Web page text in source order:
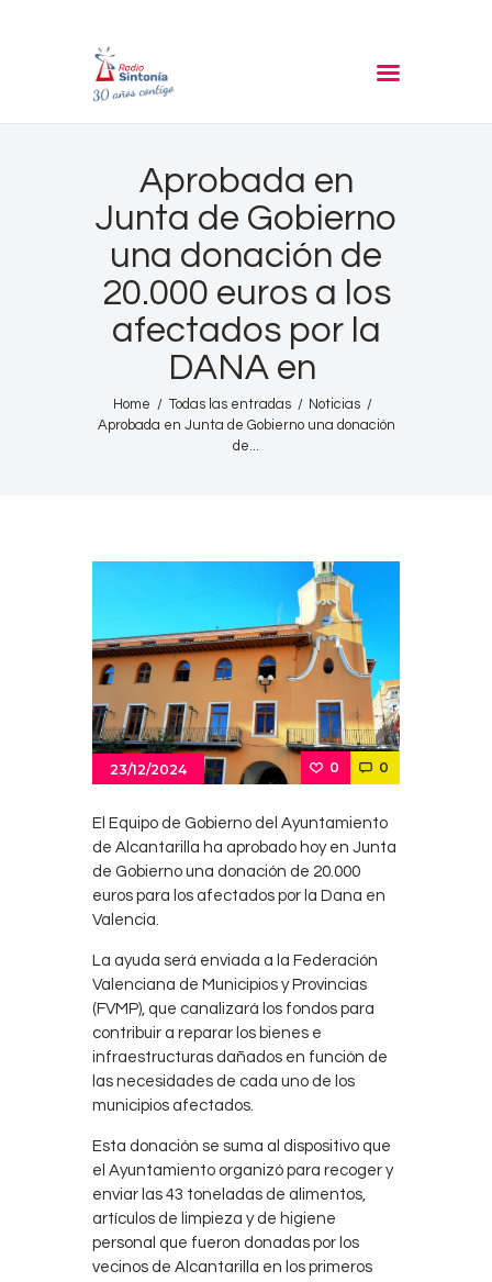
Aprobada en
Junta de Gobierno
una donación de
20.000 euros a los
afectados por la
DANA en
Home Todas las entradas
Noticias
Aprobada en Junta de Gobierno una donación
de...
RADIO SINTONIA
Informativos
Entrevistas
Noticias
Podcast
PROGRAMACIÓN
Nuestra Historia
Contacto
23/12/2024 0 0
El Equipo de Gobierno del Ayuntamiento
de Alcantarilla ha aprobado hoy en Junta
de Gobierno una donación de 20.000
euros para los afectados por la Dana en
Valencia.
La ayuda será enviada a la Federación
Valenciana de Municipios y Provincias
(FVMP), que canalizará los fondos para
contribuir a reparar los bienes e
infraestructuras dañados en función de
las necesidades de cada uno de los
municipios afectados.
Esta donación se suma al dispositivo que
el Ayuntamiento organizó para recoger y
enviar las 43 toneladas de alimentos,
artículos de limpieza y de higiene
personal que fueron donadas por los
vecinos de Alcantarilla en los primeros